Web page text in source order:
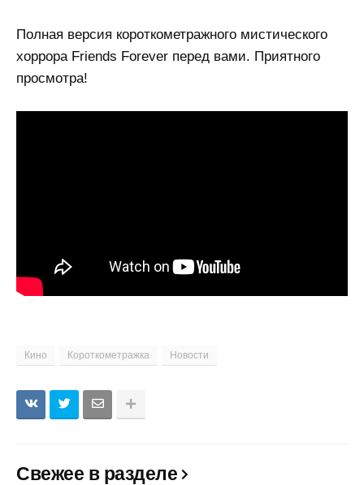
Полная версия короткометражного мистического
хоррора Friends Forever перед вами. Приятного
просмотра!
Кино Короткометражка Новости
Свежее в разделе